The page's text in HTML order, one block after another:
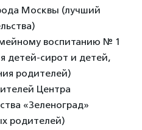
Москвы (лучший
воспитанию № 1
детей-сирот и детей,
родителей)
Центра
«Зеленоград»
родителей)